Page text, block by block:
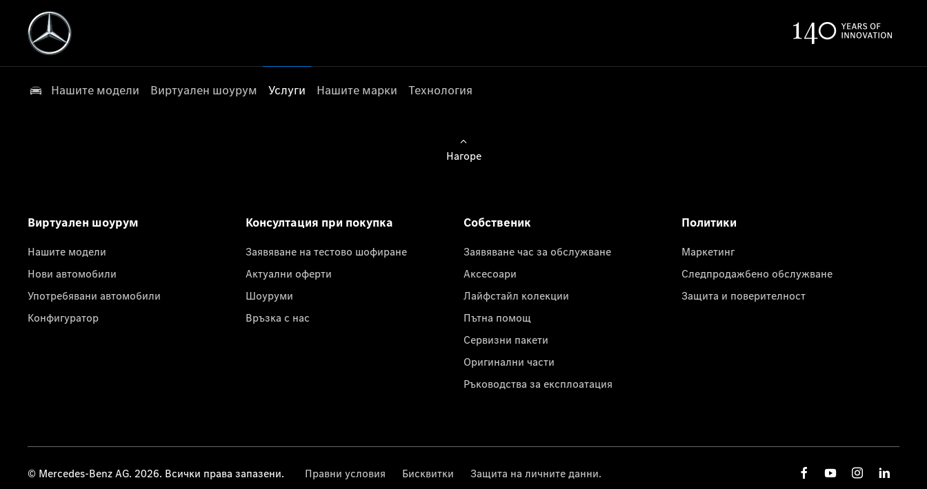
Нашите модели Виртуален шоурум Услуги Нашите марки Технология
Нагоре
Виртуален шоурум
Нашите модели
Нови автомобили
Употребявани автомобили
Конфигуратор
Консултация при покупка
Заявяване на тестово шофиране
Актуални оферти
Шоуруми
Връзка с нас
Собственик
Заявяване час за обслужване
Аксесоари
Лайфстайл колекции
Пътна помощ
Сервизни пакети
Оригинални части
Ръководства за експлоатация
Политики
Маркетинг
Следпродажбено обслужване
Защита и поверителност
© Mercedes-Benz AG. 2026. Всички права запазени. Правни условия Бисквитки Защита на личните данни.